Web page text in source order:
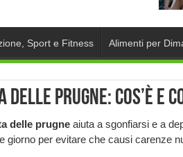
Sport e Fitness Alimenti per
delle prugne: cos’è e
delle prugneaiuta a sgonfiarsi e a
giorno per evitare che causi carenze